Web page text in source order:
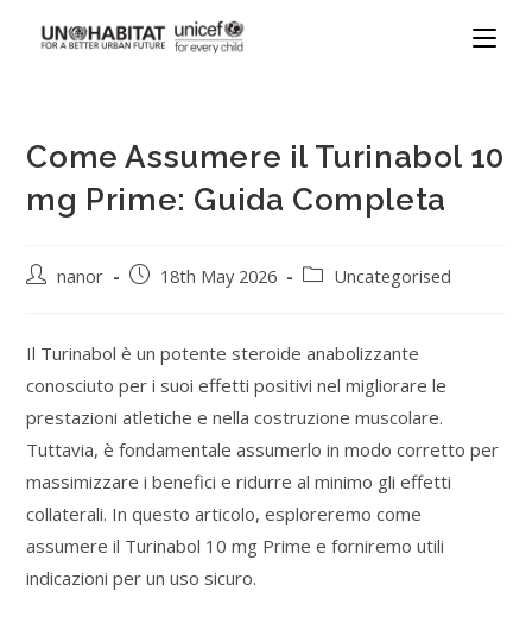
Come Assumere il Turinabol 10
mg Prime: Guida Completa
nanor 18th May 2026 Uncategorised
Il Turinabol è un potente steroide anabolizzante
conosciuto per i suoi effetti positivi nel migliorare le
prestazioni atletiche e nella costruzione muscolare.
Tuttavia, è fondamentale assumerlo in modo corretto per
massimizzare i benefici e ridurre al minimo gli effetti
collaterali. In questo articolo, esploreremo come
assumere il Turinabol 10 mg Prime e forniremo utili
indicazioni per un uso sicuro.